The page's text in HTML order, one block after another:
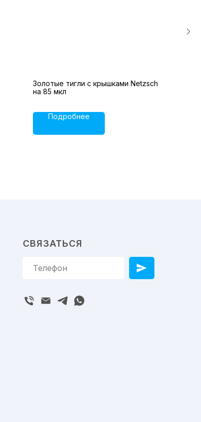
Золотые тигли с крышками Netzsch
на 85 мкл
Подробнее
СВЯЗАТЬСЯ